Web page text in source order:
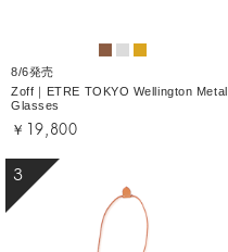
8/6発売
Zoff｜ETRE TOKYO Wellington Metal
Glasses
￥19,800
3